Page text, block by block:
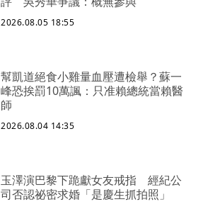
2026.08.05 18:55
幫凱道絕食小雞量血壓遭檢舉？蘇一
峰恐挨罰10萬諷：只准賴總統當賴醫
師
2026.08.04 14:35
玉澤演巴黎下跪獻女友戒指 經紀公
司否認祕密求婚「是慶生抓拍照」